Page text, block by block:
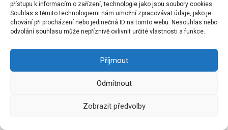
přístupu k informacím o zařízení, technologie jako jsou soubory cookies.
Souhlas s těmito technologiemi nám umožní zpracovávat údaje, jako je
chování při procházení nebo jedinečná ID na tomto webu. Nesouhlas nebo
odvolání souhlasu může nepříznivě ovlivnit určité vlastnosti a funkce.
Příjmout
Odmítnout
Zobrazit předvolby